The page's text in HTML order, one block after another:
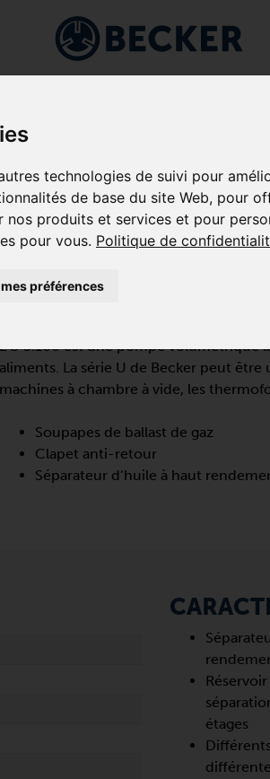
technologies de suivi pour
de base du site Web, pour
produits et services et pour
pour vous. Politique de
préférences
PALETTES
U 5.166
POMPES À VIDE À
L’U 5.166 est une pompe volumétrique
aliments. La série U de Becker peut
machines à chambre à vide, les
Soupapes de ballast de gaz
Clapet anti-retour
Séparateur d’huile à haut
étages